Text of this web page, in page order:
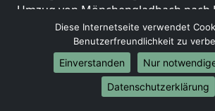
Umzug von Mönchengladbach nach
Umzug von Mönchengladbach nach
Umzug von Mönchengladbach nach
Internationale-Umzüge
Umzug von Mönchengladbach nach
Diese Internetseite verwendet
Benutzerfreundlichkeit zu
Einverstanden
Nur
Datenschutzerklärung